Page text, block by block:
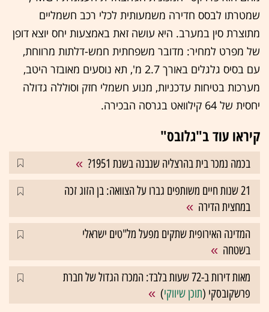
שמטרתו לבסס חדירה משמעותית לכלי רכב חשמליים
מתוצרת סין במערב. היא עושה זאת באמצעות יחס יוצא דופן
של מפרט למחיר: מדובר משפחתית חמש-דלתות מרווחת,
עם בסיס גלגלים באורך 2.7 מ', תא נוסעים מאובזר היטב,
מערכות בטיחות עדכניות, מנוע חשמלי חזק וסוללה גדולה
יחסית של 64 קילוואט בגרסה הבכירה.
קיראו עוד ב"גלובס"
בכמה נמכר בית בהרצליה שנבנה בשנת 1951?
21 שנות חיים משותפים גברו על הצוואה: בן הזוג זכה
במחצית הדירה
המדינה האירופית שתקים מפעל מל"טים ישראלי
בשטחה
מאות דירות ב-72 שעות בלבד: המכרז הגדול של חברת
פרשקובסקי (תוכן שיווקי)